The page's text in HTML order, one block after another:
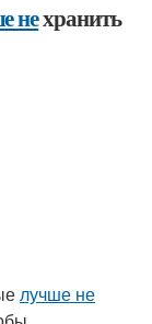
нехранить
лучше не